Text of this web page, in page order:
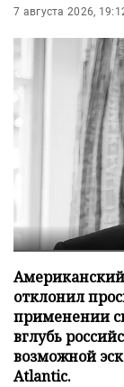
7 августа 2026,
отклонил
применении
вглубь
возможной
Atlantic.